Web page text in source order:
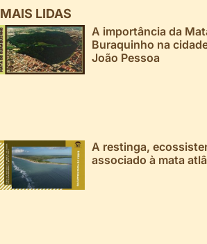
MAIS LIDAS
A importância da
Buraquinho na
João Pessoa
A restinga,
associado à mata